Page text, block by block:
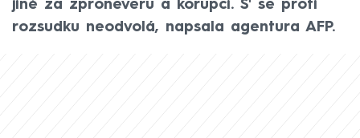
jiné za zpronevěru a korupci. Š' se proti
rozsudku neodvolá, napsala agentura AFP.